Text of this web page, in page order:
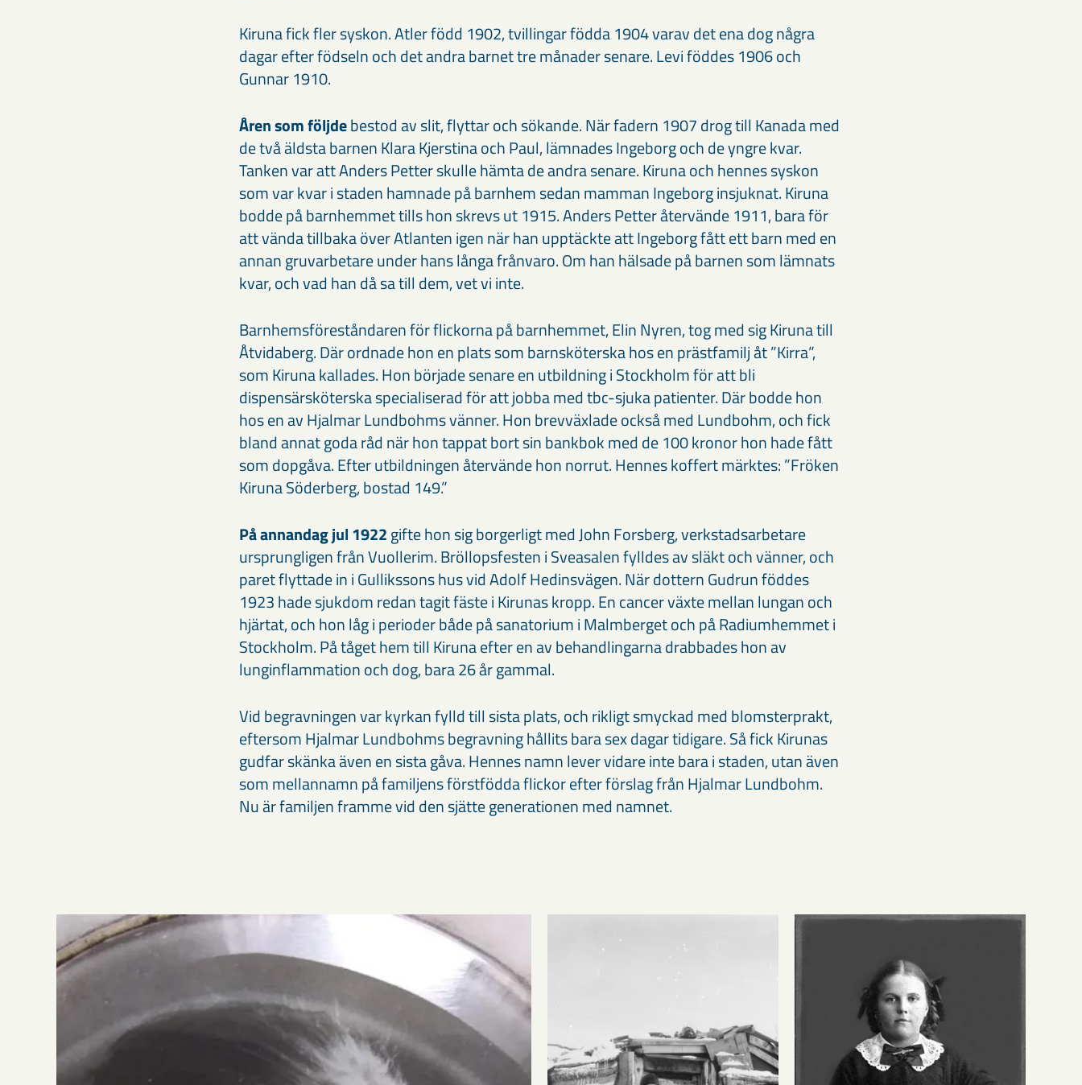
Kiruna fick fler syskon. Atler född 1902, tvillingar födda 1904 varav det ena dog några
dagar efter födseln och det andra barnet tre månader senare. Levi föddes 1906 och
Gunnar 1910.
Åren som följdebestod av slit, flyttar och sökande. När fadern 1907 drog till Kanada med
de två äldsta barnen Klara Kjerstina och Paul, lämnades Ingeborg och de yngre kvar.
Tanken var att Anders Petter skulle hämta de andra senare. Kiruna och hennes syskon
som var kvar i staden hamnade på barnhem sedan mamman Ingeborg insjuknat. Kiruna
bodde på barnhemmet tills hon skrevs ut 1915. Anders Petter återvände 1911, bara för
att vända tillbaka över Atlanten igen när han upptäckte att Ingeborg fått ett barn med en
annan gruvarbetare under hans långa frånvaro. Om han hälsade på barnen som lämnats
kvar, och vad han då sa till dem, vet vi inte.
Barnhemsföreståndaren för flickorna på barnhemmet, Elin Nyren, tog med sig Kiruna till
Åtvidaberg. Där ordnade hon en plats som barnsköterska hos en prästfamilj åt ”Kirra”,
som Kiruna kallades. Hon började senare en utbildning i Stockholm för att bli
dispensärsköterska specialiserad för att jobba med tbc-sjuka patienter. Där bodde hon
hos en av Hjalmar Lundbohms vänner. Hon brevväxlade också med Lundbohm, och fick
bland annat goda råd när hon tappat bort sin bankbok med de 100 kronor hon hade fått
som dopgåva. Efter utbildningen återvände hon norrut. Hennes koffert märktes: ”Fröken
Kiruna Söderberg, bostad 149.”
På annandag jul 1922gifte hon sig borgerligt med John Forsberg, verkstadsarbetare
ursprungligen från Vuollerim. Bröllopsfesten i Sveasalen fylldes av släkt och vänner, och
paret flyttade in i Gullikssons hus vid Adolf Hedinsvägen. När dottern Gudrun föddes
1923 hade sjukdom redan tagit fäste i Kirunas kropp. En cancer växte mellan lungan och
hjärtat, och hon låg i perioder både på sanatorium i Malmberget och på Radiumhemmet i
Stockholm. På tåget hem till Kiruna efter en av behandlingarna drabbades hon av
lunginflammation och dog, bara 26 år gammal.
Vid begravningen var kyrkan fylld till sista plats, och rikligt smyckad med blomsterprakt,
eftersom Hjalmar Lundbohms begravning hållits bara sex dagar tidigare. Så fick Kirunas
gudfar skänka även en sista gåva. Hennes namn lever vidare inte bara i staden, utan även
som mellannamn på familjens förstfödda flickor efter förslag från Hjalmar Lundbohm.
Nu är familjen framme vid den sjätte generationen med namnet.